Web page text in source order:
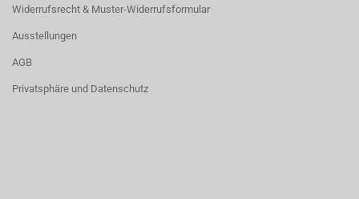
Widerrufsrecht & Muster-Widerrufsformular
Ausstellungen
AGB
Privatsphäre und Datenschutz